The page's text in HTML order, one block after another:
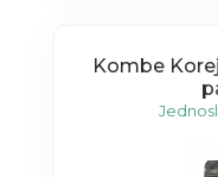
Kombe